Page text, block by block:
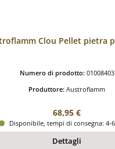
Clou Pellet pietra
Numero di prodotto: 01008403
Produttore: Austroflamm
Prezzo normale:
68,95 €
Disponibile, tempi di consegna: 4-
Dettagli